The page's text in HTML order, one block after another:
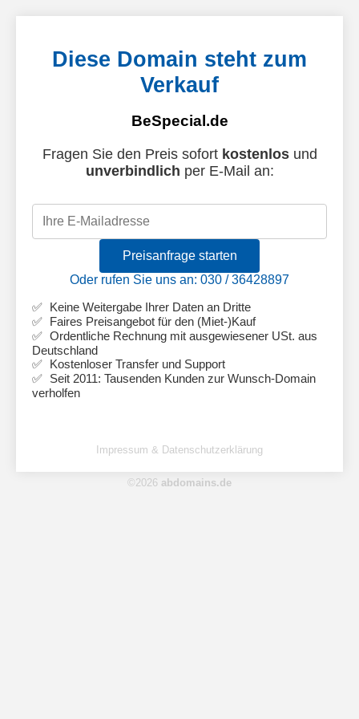
Diese Domain steht zum
Verkauf
BeSpecial.de
Fragen Sie den Preis sofort kostenlosund
unverbindlich per E-Mail an:
Preisanfrage starten
Oder rufen Sie uns an: 030 / 36428897
Keine Weitergabe Ihrer Daten an Dritte
Faires Preisangebot für den (Miet-)Kauf
Ordentliche Rechnung mit ausgewiesener USt. aus
Deutschland
Kostenloser Transfer und Support
Seit 2011: Tausenden Kunden zur Wunsch-Domain
verholfen
Impressum & Datenschutzerklärung
©2026 abdomains.de